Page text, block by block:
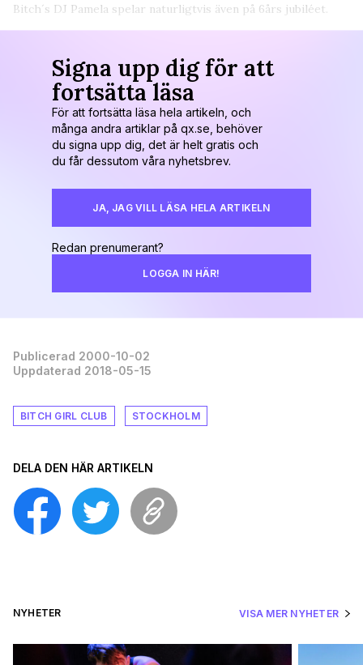
Bitch´s DJ Pamela spelar naturligtvis även på 6års jubiléet.
Signa upp dig för att
fortsätta läsa
För att fortsätta läsa hela artikeln, och
många andra artiklar på qx.se, behöver
du signa upp dig, det är helt gratis och
du får dessutom våra nyhetsbrev.
JA, JAG VILL LÄSA HELA ARTIKELN
Redan prenumerant?
LOGGA IN HÄR!
Publicerad 2000-10-02
Uppdaterad 2018-05-15
BITCH GIRL CLUB STOCKHOLM
DELA DEN HÄR ARTIKELN
NYHETER VISA MER NYHETER